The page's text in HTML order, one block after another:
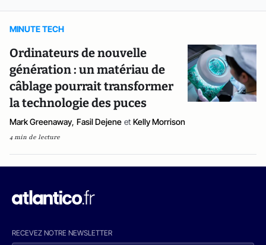
MINUTE TECH
Ordinateurs de nouvelle
génération : un matériau de
câblage pourrait transformer
la technologie des puces
Mark Greenaway, Fasil Dejene et Kelly Morrison
4 min de lecture
RECEVEZ NOTRE NEWSLETTER